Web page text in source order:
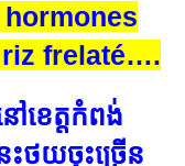
riz frelaté….
ខេត្ត​កំពង់
េះ​ថយ​ចុះ​ច្រើន